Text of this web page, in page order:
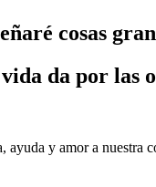
cosas
da por las
ayuda y amor a